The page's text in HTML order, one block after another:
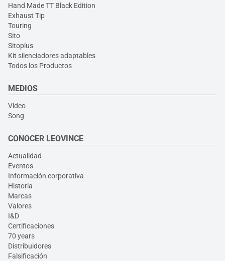
Hand Made TT Black Edition
Exhaust Tip
Touring
Sito
Sitoplus
Kit silenciadores adaptables
Todos los Productos
MEDIOS
Video
Song
CONOCER LEOVINCE
Actualidad
Eventos
Información corporativa
Historia
Marcas
Valores
I&D
Certificaciones
70 years
Distribuidores
Falsificación